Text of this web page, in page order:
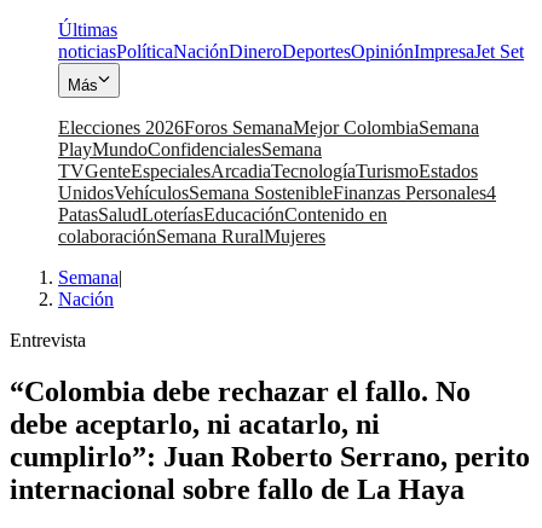
Últimas
noticiasPolíticaNaciónDineroDeportesOpiniónImpresaJet Set
Más
Elecciones 2026Foros SemanaMejor ColombiaSemana
PlayMundoConfidencialesSemana
TVGenteEspecialesArcadiaTecnologíaTurismoEstados
UnidosVehículosSemana SostenibleFinanzas Personales4
PatasSaludLoteríasEducaciónContenido en
colaboraciónSemana RuralMujeres
Semana|
Nación
Entrevista
“Colombia debe rechazar el fallo. No
debe aceptarlo, ni acatarlo, ni
cumplirlo”: Juan Roberto Serrano, perito
internacional sobre fallo de La Haya